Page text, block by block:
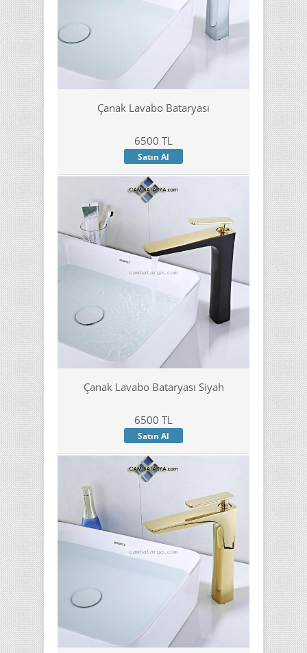
Çanak Lavabo Bataryası
6500 TL
Satın Al
Çanak Lavabo Bataryası Siyah
6500 TL
Satın Al